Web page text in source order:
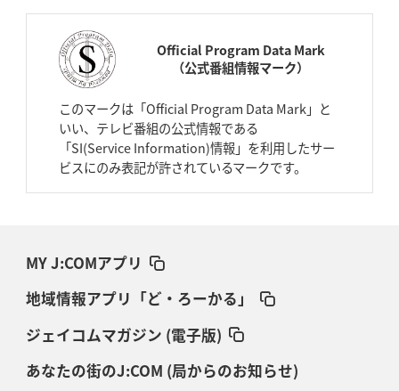
Official Program Data Mark
（公式番組情報マーク）
このマークは「Official Program Data Mark」と
いい、テレビ番組の公式情報である
「SI(Service Information)情報」を利用したサー
ビスにのみ表記が許されているマークです。
MY J:COMアプリ
地域情報アプリ「ど・ろーかる」
ジェイコムマガジン (電子版)
あなたの街のJ:COM (局からのお知らせ)